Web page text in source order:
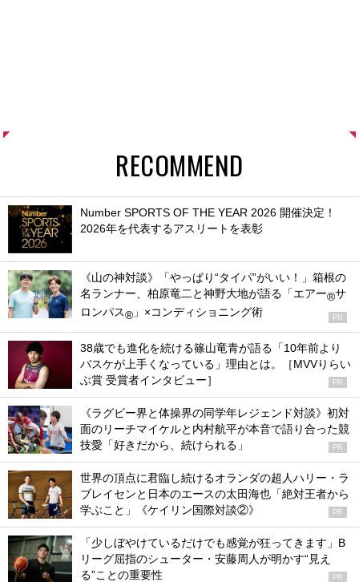
RECOMMEND
Number SPORTS OF THE YEAR 2026 開催決定！
2026年を代表するアスリートを表彰
《山の神対談》「やっぱり“タイパ”がいい！」箱根の
名ランナー、柏原竜二と神野大地が語る「エアー®サ
ロンパス® 」×コンディショニング術 PR
38歳でも進化を続ける篠山竜青が語る「10年前より
バスケが上手くなっている」理由とは。［MVVりらい
ぶ賞 受賞者インタビュー］
PR
《ラグビー界と体操界の同学年レジェンド対談》初対
面のリーチマイケルと内村航平が本音で語り合った競
技愛「好きだから、続けられる」
PR
世界の頂点に君臨し続けるオランダの超人ハリー・ラ
ブレイセンと日本のエースの太田海也「絶対王者から
学ぶこと」《ケイリン国際対談②》
PR
「少しぼやけているだけでも感覚が狂ってきます」B
リーグ屈指のシューター・安藤周人が明かす“見え
る”ことの重要性
PR